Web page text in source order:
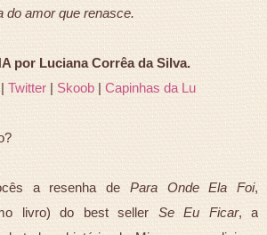
do amor que renasce.
por Luciana Corrêa da Silva.
| Twitter |Skoob|Capinhas da Lu
a resenha dePara Onde Ela Foi,
livro) do best sellerSe Eu Ficar, a